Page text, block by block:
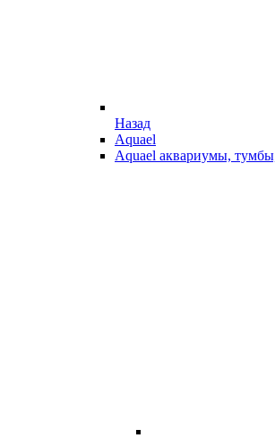
Назад
Aquael
Aquael аквариумы,